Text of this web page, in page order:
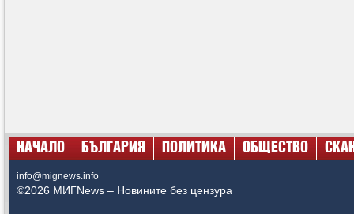
НАЧАЛО БЪЛГАРИЯ ПОЛИТИКА ОБЩЕСТВО
info@mignews.info
©2026 МИГNews – Новините без цензура